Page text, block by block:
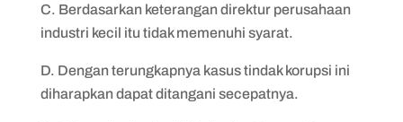
C. Berdasarkan keterangan direktur perusahaan
industri kecil itu tidak memenuhi syarat.
D. Dengan terungkapnya kasus tindak korupsi ini
diharapkan dapat ditangani secepatnya.